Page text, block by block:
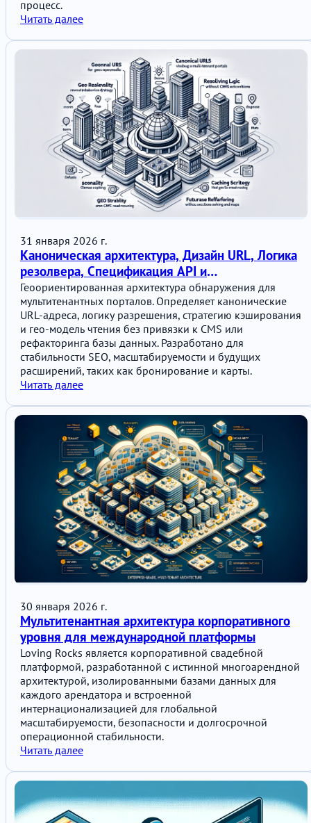
процесс.
Читать далее
31 января 2026 г.
Каноническая архитектура, Дизайн URL, Логика
резолвера, Спецификация API и
масштабируемости
Геоориентированная архитектура обнаружения для
мультитенантных порталов. Определяет канонические
URL-адреса, логику разрешения, стратегию кэширования
и гео-модель чтения без привязки к CMS или
рефакторинга базы данных. Разработано для
стабильности SEO, масштабируемости и будущих
расширений, таких как бронирование и карты.
Читать далее
30 января 2026 г.
Мультитенантная архитектура корпоративного
уровня для международной платформы
Loving Rocks является корпоративной свадебной
платформой, разработанной с истинной многоарендной
архитектурой, изолированными базами данных для
каждого арендатора и встроенной
интернационализацией для глобальной
масштабируемости, безопасности и долгосрочной
операционной стабильности.
Читать далее